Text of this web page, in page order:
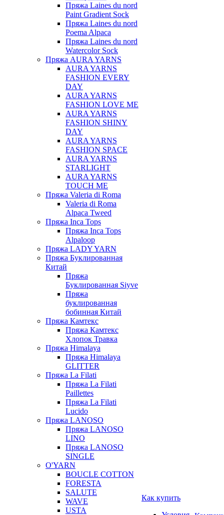
Пряжа Laines du nord
Paint Gradient Sock
Пряжа Laines du nord
Poema Alpaca
Пряжа Laines du nord
Watercolor Sock
Пряжа AURA YARNS
AURA YARNS
FASHION EVERY
DAY
AURA YARNS
FASHION LOVE ME
AURA YARNS
FASHION SHINY
DAY
AURA YARNS
FASHION SPACE
AURA YARNS
STARLIGHT
AURA YARNS
TOUCH ME
Пряжа Valeria di Roma
Valeria di Roma
Alpaca Tweed
Пряжа Inca Tops
Пряжа Inca Tops
Alpaloop
Пряжа LADY YARN
Пряжа Буклированная
Китай
Пряжа
Буклированная Siyve
Пряжа
буклированная
бобинная Китай
Пряжа Камтекс
Пряжа Камтекс
Хлопок Травка
Пряжа Himalaya
Пряжа Himalaya
GLITTER
Пряжа La Filati
Пряжа La Filati
Paillettes
Пряжа La Filati
Lucido
Пряжа LANOSO
Пряжа LANOSO
LINO
Пряжа LANOSO
SINGLE
O'YARN
BOUCLE COTTON
FORESTA
SALUTE
WAVE
USTA
Как купить